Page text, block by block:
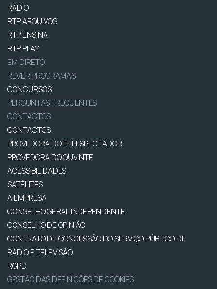
RÁDIO
RTP ARQUIVOS
RTP ENSINA
RTP PLAY
EM DIRETO
REVER PROGRAMAS
CONCURSOS
PERGUNTAS FREQUENTES
CONTACTOS
CONTACTOS
PROVEDORA DO TELESPECTADOR
PROVEDORA DO OUVINTE
ACESSIBILIDADES
SATÉLITES
A EMPRESA
CONSELHO GERAL INDEPENDENTE
CONSELHO DE OPINIÃO
CONTRATO DE CONCESSÃO DO SERVIÇO PÚBLICO DE
RÁDIO E TELEVISÃO
RGPD
GESTÃO DAS DEFINIÇÕES DE COOKIES